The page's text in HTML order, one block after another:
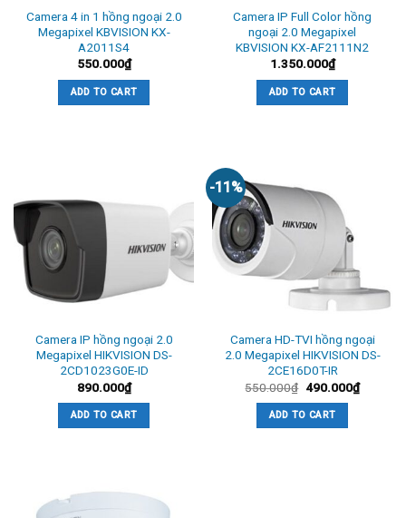
Image Mode
STD/HIGH-SAT
Day/Night Mode
Auto/Color/BW (Black and White)
White Balance
Language
Functions
Brightness, Sharpness, Smart IR
Interface
General
Power Supply
Power Consumption
Dimension
Camera 4 in 1 hồng ngoại 2.0
Megapixel KBVISION KX-
A2011S4
550.000₫
ADD TO CART
Camera IP Full Color hồng
ngoại 2.0 Megapixel
KBVISION KX-AF2111N2
1.350.000₫
ADD TO CART
Camera IP hồng ngoại 2.0
Megapixel HIKVISION DS-
2CD1023G0E-ID
890.000₫
ADD TO CART
-11%
Camera HD-TVI hồng ngoại
2.0 Megapixel HIKVISION DS-
2CE16D0T-IR
550.000₫ 490.000₫
ADD TO CART